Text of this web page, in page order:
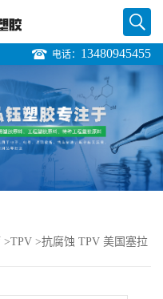
电话： 13480945455
>TPV >抗腐蚀 TPV 美国塞拉